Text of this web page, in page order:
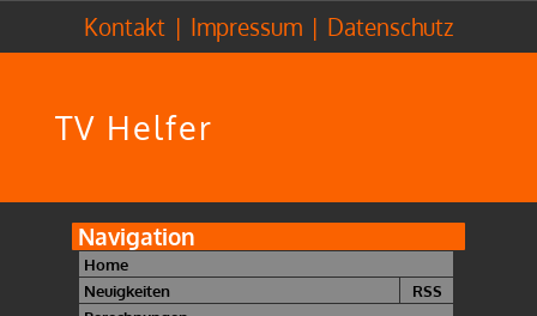
Kontakt | Impressum | Datenschutz
TV Helfer
Navigation
Home
Neuigkeiten
RSS